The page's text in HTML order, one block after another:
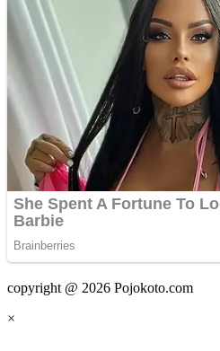
copyright @ 2026 Pojokoto.com
×